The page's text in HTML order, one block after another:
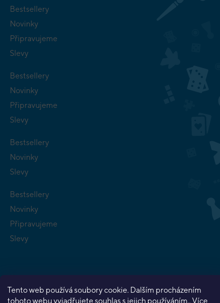
Tento web používá soubory cookie. Dalším procházením
tohoto webu vyjadřujete souhlas s jejich používáním.. Více
Bestsellery
Novinky
Připravujeme
Slevy
Bestsellery
Novinky
Připravujeme
Slevy
Bestsellery
Novinky
Slevy
Bestsellery
Novinky
Připravujeme
Slevy
Copyright 2026Planeta her. Všechna práva vyhrazena.